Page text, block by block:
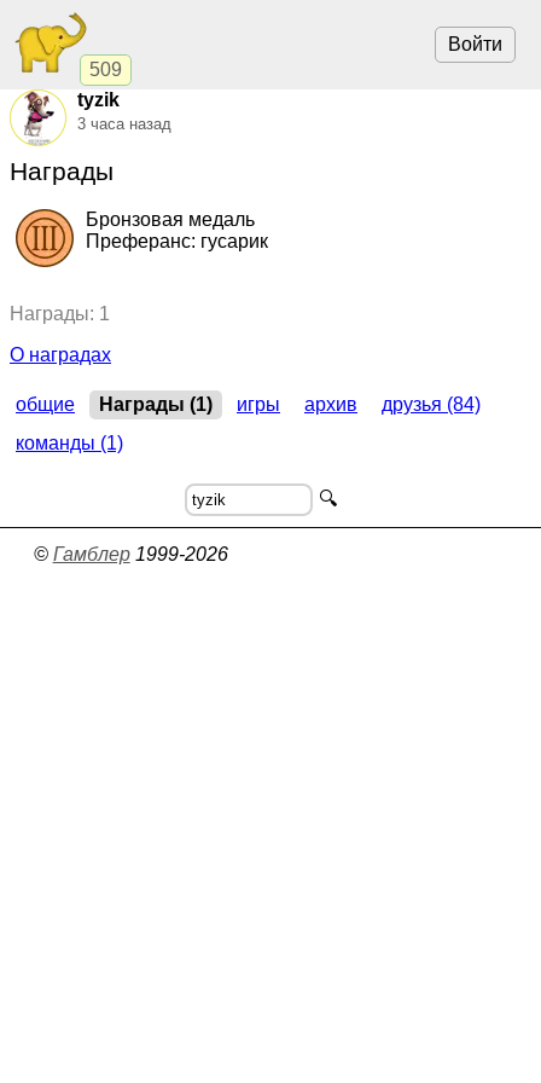
509
Войти
tyzik
3 часа назад
Награды
Бронзовая медаль
Преферанс: гусарик
кубок
Награды: 1
О наградах
общие Награды (1) игры архив
друзья (84)
команды (1)
🔍
© Гамблер1999-2026